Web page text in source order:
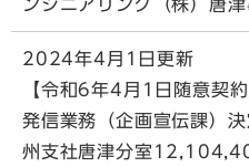
ンジニアリング（株）唐
2024年4月1日更新
【令和6年4月1日随意契
発信業務（企画宣伝課）
州支社唐津分室